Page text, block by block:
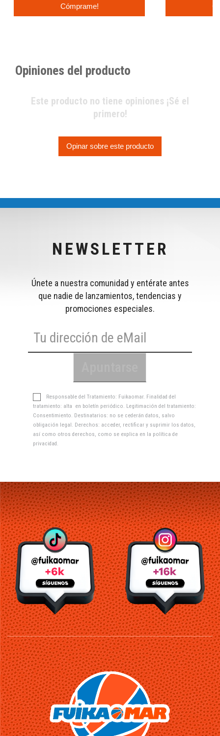
Cómprame!
Opiniones del producto
Este producto no tiene opiniones ¡Sé el
primero!
Opinar sobre este producto
NEWSLETTER
Únete a nuestra comunidad y entérate antes
que nadie de lanzamientos, tendencias y
promociones especiales.
Responsable del Tratamiento: Fuikaomar. Finalidad del
tratamiento: alta en boletín periódico. Legitimación del tratamiento:
Consentimiento. Destinatarios: no se cederán datos, salvo
obligación legal. Derechos: acceder, rectificar y suprimir los datos,
así como otros derechos, como se explica en la política de
privacidad .